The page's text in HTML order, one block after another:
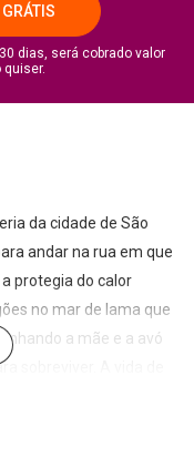
dias, será cobrado valor
quiser.
da cidade de São
andar na rua em que
protegia do calor
no mar de lama que
a mãe e a avó
sobreviver. A vida de
objetivo.